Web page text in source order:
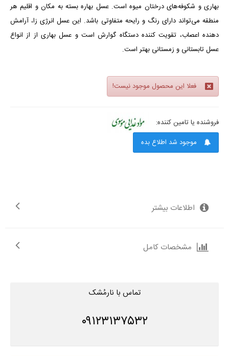
بهاری و شکوفه‌های درختان میوه است. عسل بهاره بسته به مکان و اقلیم هر
منطقه می‌تواند دارای رنگ و رایحه متفاوتی باشد. این عسل انرژی زا، آرامش
دهنده اعصاب، تقویت کننده دستگاه گوارش است و عسل بهاری از از انواع
عسل تابستانی و زمستانی بهتر است.
فعلا این محصول موجود نیست!
فروشنده یا تامین کننده:
موجود شد اطلاع بده
اطلاعات بیشتر
مشخصات کامل
تماس با نارمُشک
۰۹۱۲۳۱۳۷۵۳۲